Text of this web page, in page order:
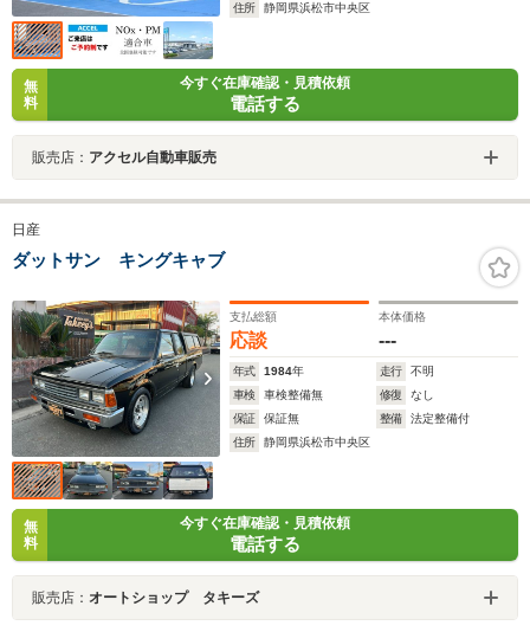
住所
静岡県浜松市中央区
無
料
今すぐ在庫確認・見積依頼
電話する
販売店： アクセル自動車販売
日産
ダットサン キングキャブ
支払総額
応談
本体価格
---
年式 1984年 走行
不明
車検
車検整備無 修復
なし
保証
保証無 整備
法定整備付
住所
静岡県浜松市中央区
無
料
今すぐ在庫確認・見積依頼
電話する
販売店： オートショップ タキーズ